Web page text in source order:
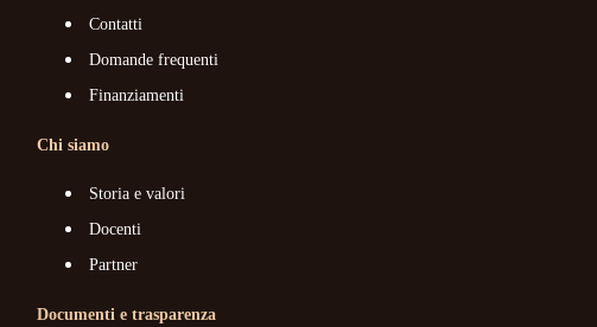
Contatti
Domande frequenti
Finanziamenti
Chi siamo
Storia e valori
Docenti
Partner
Documenti e trasparenza